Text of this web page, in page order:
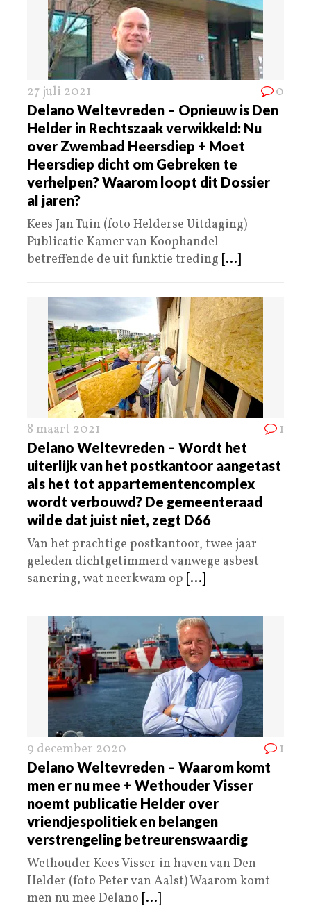
27 juli 2021 0
Delano Weltevreden – Opnieuw is Den
Helder in Rechtszaak verwikkeld: Nu
over Zwembad Heersdiep + Moet
Heersdiep dicht om Gebreken te
verhelpen? Waarom loopt dit Dossier
al jaren?
Kees Jan Tuin (foto Helderse Uitdaging)
Publicatie Kamer van Koophandel
betreffende de uit funktie treding [...]
8 maart 2021 1
Delano Weltevreden – Wordt het
uiterlijk van het postkantoor aangetast
als het tot appartementencomplex
wordt verbouwd? De gemeenteraad
wilde dat juist niet, zegt D66
Van het prachtige postkantoor, twee jaar
geleden dichtgetimmerd vanwege asbest
sanering, wat neerkwam op [...]
9 december 2020 1
Delano Weltevreden – Waarom komt
men er nu mee + Wethouder Visser
noemt publicatie Helder over
vriendjespolitiek en belangen
verstrengeling betreurenswaardig
Wethouder Kees Visser in haven van Den
Helder (foto Peter van Aalst) Waarom komt
men nu mee Delano [...]